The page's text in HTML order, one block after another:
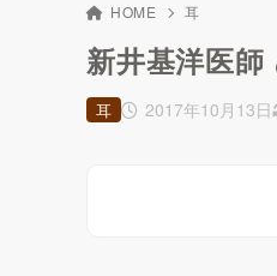
HOME 耳
新井基洋医
2017年10月13日
耳